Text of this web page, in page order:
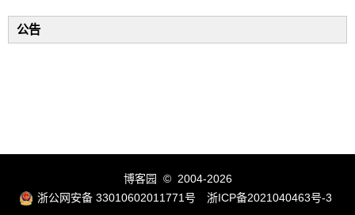
公告
博客园
© 2004-2026
浙公网安备 33010602011771号
浙ICP备2021040463号-3